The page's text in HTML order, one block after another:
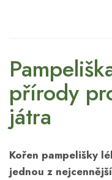
přírody
játra
Kořen pampelišky
jednou z